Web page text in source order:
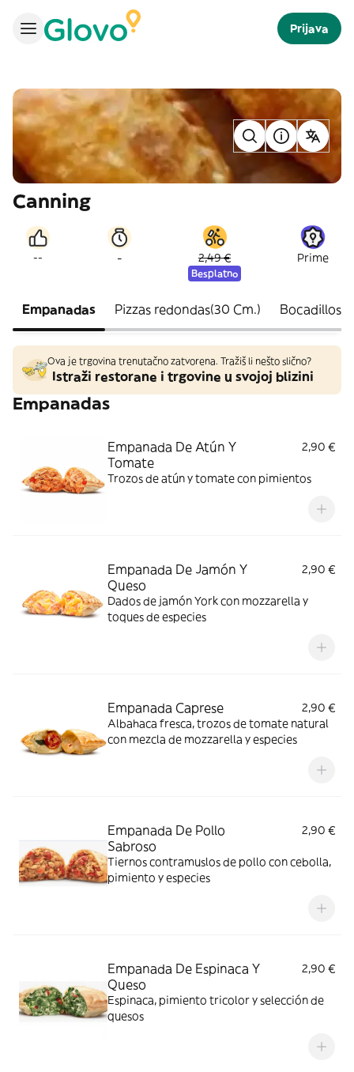
Prijava
Canning
-- - 2,49 €
Besplatno
Prime
Empanadas Pizzas redondas(30 Cm.) Bocadillos
Ova je trgovina trenutačno zatvorena. Tražiš li nešto slično?
Istraži restorane i trgovine u svojoj blizini
Empanadas
Empanada De Atún Y
Tomate
2,90 €
Trozos de atún y tomate con pimientos
Empanada De Jamón Y
Queso
2,90 €
Dados de jamón York con mozzarella y
toques de especies
Empanada Caprese
2,90 €
Albahaca fresca, trozos de tomate natural
con mezcla de mozzarella y especies
Empanada De Pollo
Sabroso
2,90 €
Tiernos contramuslos de pollo con cebolla,
pimiento y especies
Empanada De Espinaca Y
Queso
2,90 €
Espinaca, pimiento tricolor y selección de
quesos